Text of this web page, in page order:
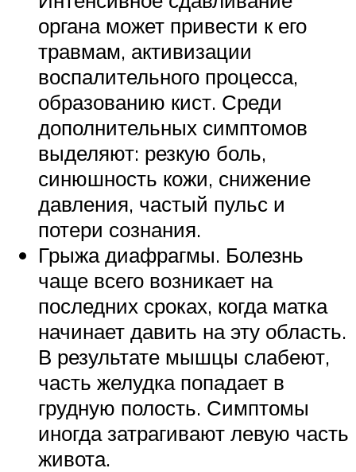
органа может привести к его
травмам, активизации
воспалительного процесса,
образованию кист. Среди
дополнительных симптомов
выделяют: резкую боль,
синюшность кожи, снижение
давления, частый пульс и
потери сознания.
Грыжа диафрагмы. Болезнь
чаще всего возникает на
последних сроках, когда матка
начинает давить на эту область.
В результате мышцы слабеют,
часть желудка попадает в
грудную полость. Симптомы
иногда затрагивают левую часть
живота.